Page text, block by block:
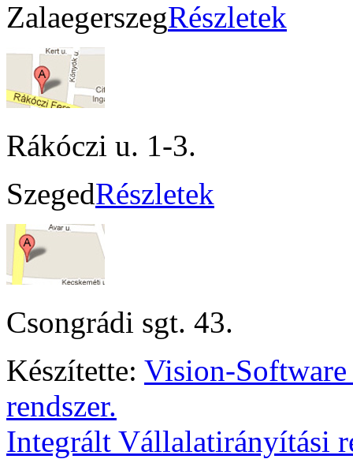
ZalaegerszegRészletek
Rákóczi u. 1-3.
SzegedRészletek
Csongrádi sgt. 43.
Készítette: Vision-
rendszer.
Integrált Vállalatirányítási